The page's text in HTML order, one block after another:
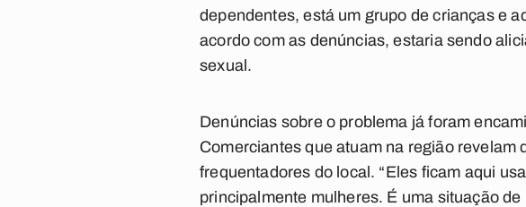
dependentes, está um grupo de crianças e
acordo com as denúncias, estaria sendo
sexual.
Denúncias sobre o problema já foram
Comerciantes que atuam na região
frequentadores do local. “Eles ficam aqui
principalmente mulheres. É uma situação